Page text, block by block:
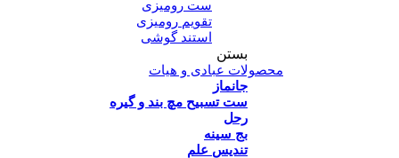
ست رومیزی
تقویم رومیزی
استند گوشی
بستن
محصولات عبادی و هیات
جانماز
ست تسبیح مچ بند و گیره
رحل
بج سینه
تندیس علم